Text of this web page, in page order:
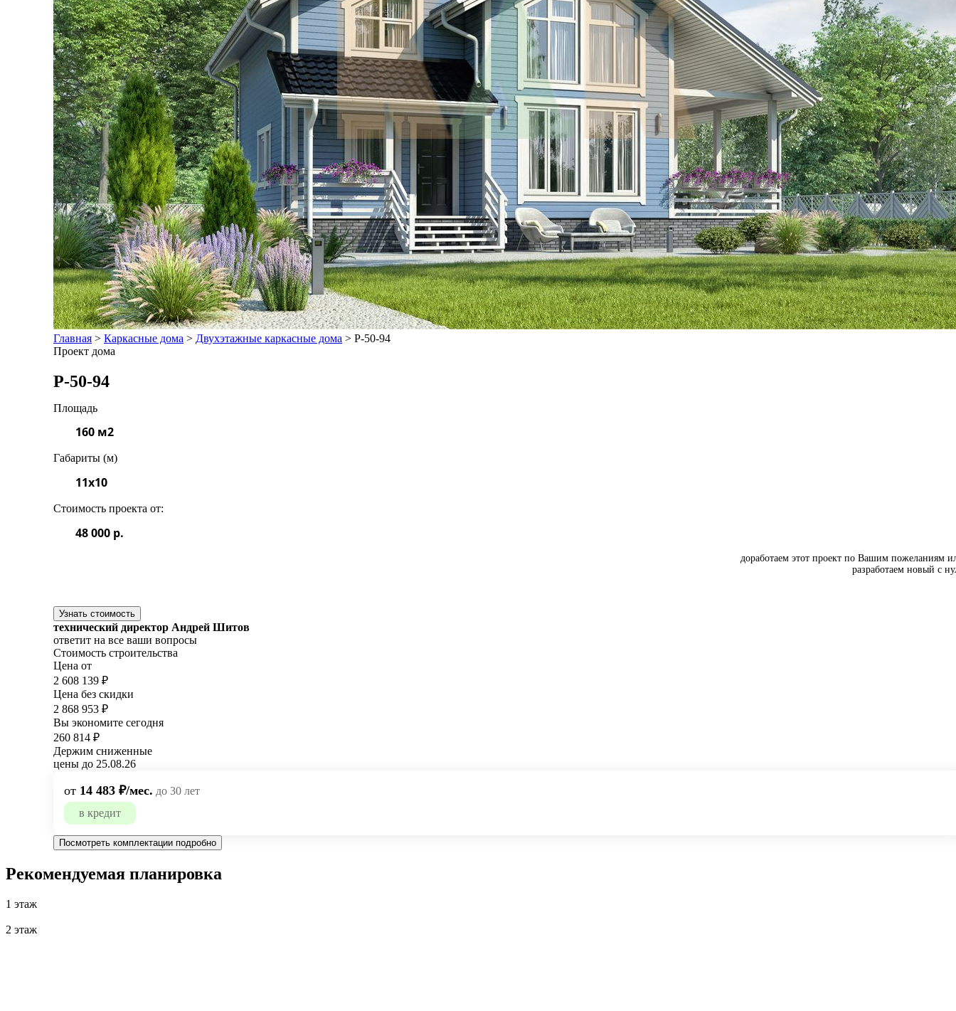
Главная > Каркасные дома > Двухэтажные каркасные дома > P-50-94
Проект дома
Р-50-94
Площадь
160 м2
Габариты (м)
11x10
Стоимость проекта от:
48 000 р.
доработаем этот проект по Вашим пожеланиям
разработаем новый с
Узнать стоимость
технический директор Андрей Шитов
ответит на все ваши вопросы
Стоимость строительства
Цена от
2 608 139 ₽
Цена без скидки
2 868 953 ₽
Вы экономите сегодня
260 814 ₽
Держим сниженные
цены до 25.08.26
от 14 483 ₽/мес. до 30 лет
в кредит
Посмотреть комплектации подробно
Рекомендуемая планировка
1 этаж
2 этаж